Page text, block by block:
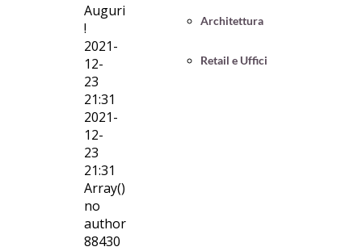
Auguri
!
2021-
12-
23
21:31
2021-
12-
23
21:31
Array()
no
author
88430
Architettura
Retail e Uffici